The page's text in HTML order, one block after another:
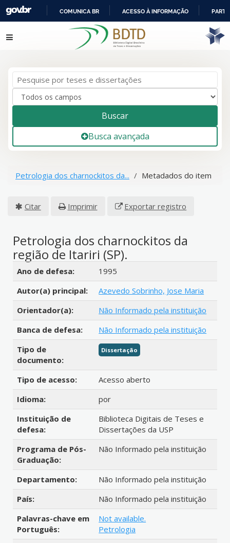
IR
PARA
COMUNICA BR ACESSO À INFORMAÇÃO
Pular para o conteúdo
Buscar
Busca avançada
Petrologia dos charnockitos da... Metadados do item
Citar Imprimir Exportar registro
Petrologia dos charnockitos da
região de Itariri (SP).
Detalhes bibliográficos
Ano de defesa:
1995
Autor(a) principal:
Azevedo Sobrinho, Jose Maria
Orientador(a):
Não Informado pela instituição
Banca de defesa:
Não Informado pela instituição
Tipo de
documento:
Dissertação
Tipo de acesso:
Acesso aberto
Idioma:
por
Instituição de
defesa:
Biblioteca Digitais de Teses e
Dissertações da USP
Programa de Pós-
Graduação:
Não Informado pela instituição
Departamento:
Não Informado pela instituição
País:
Não Informado pela instituição
Palavras-chave em
Português:
Not available.
Petrologia